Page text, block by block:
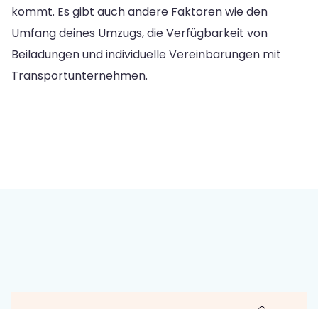
kommt. Es gibt auch andere Faktoren wie den
Umfang deines Umzugs, die Verfügbarkeit von
Beiladungen und individuelle Vereinbarungen mit
Transportunternehmen.